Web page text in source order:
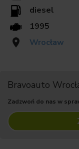
diesel
1995
Wrocław
Bravoauto
Zadzwoń do nas w